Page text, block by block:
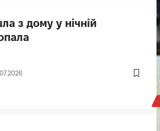
з дому у нічній